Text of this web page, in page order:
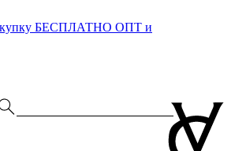
БЕСПЛАТНО ОПТ и